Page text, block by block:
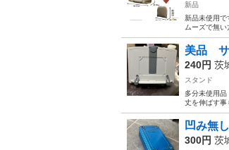
新品
新品未使用で
ムーズで無い
美品 サ
240円 茨
スタンド
多分未使用
丈を伸ばす
凹み無
300円 茨